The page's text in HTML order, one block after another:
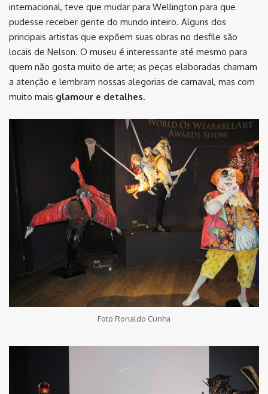
internacional, teve que mudar para Wellington para que
pudesse receber gente do mundo inteiro. Alguns dos
principais artistas que expõem suas obras no desfile são
locais de Nelson. O museu é interessante até mesmo para
quem não gosta muito de arte; as peças elaboradas chamam
a atenção e lembram nossas alegorias de carnaval, mas com
muito mais glamour e detalhes.
Foto Ronaldo Cunha